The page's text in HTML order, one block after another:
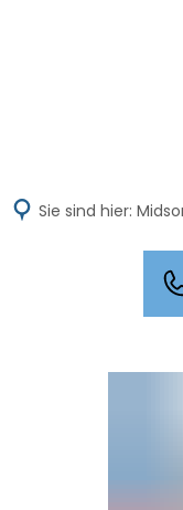
Sie sind hier: